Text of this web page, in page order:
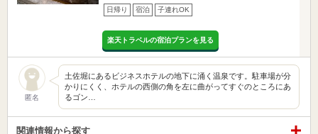
日帰り 宿泊 子連れOK
楽天トラベルの宿泊プランを見る
匿名
土佐堀にあるビジネスホテルの地下に涌く温泉です。駐車場が分
かりにくく、ホテルの西側の角を左に曲がってすぐのところにあ
るゴン…
関連情報から探す